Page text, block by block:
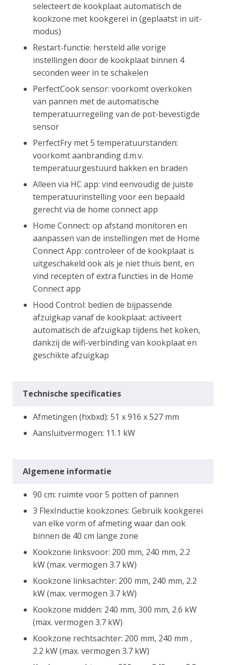
selecteert de kookplaat automatisch de
kookzone met kookgerei in (geplaatst in uit-
modus)
Restart-functie: hersteld alle vorige
instellingen door de kookplaat binnen 4
seconden weer in te schakelen
PerfectCook sensor: voorkomt overkoken
van pannen met de automatische
temperatuurregeling van de pot-bevestigde
sensor
PerfectFry met 5 temperatuurstanden:
voorkomt aanbranding d.m.v.
temperatuurgestuurd bakken en braden
Alleen via HC app: vind eenvoudig de juiste
temperatuurinstelling voor een bepaald
gerecht via de home connect app
Home Connect: op afstand monitoren en
aanpassen van de instellingen met de Home
Connect App: controleer of de kookplaat is
uitgeschakeld ook als je niet thuis bent, en
vind recepten of extra functies in de Home
Connect app
Hood Control: bedien de bijpassende
afzuigkap vanaf de kookplaat: activeert
automatisch de afzuigkap tijdens het koken,
dankzij de wifi-verbinding van kookplaat en
geschikte afzuigkap
Technische specificaties
Afmetingen (hxbxd): 51 x 916 x 527 mm
Aansluitvermogen: 11.1 kW
Algemene informatie
90 cm: ruimte voor 5 potten of pannen
3 FlexInductie kookzones: Gebruik kookgerei
van elke vorm of afmeting waar dan ook
binnen de 40 cm lange zone
Kookzone linksvoor: 200 mm, 240 mm, 2.2
kW (max. vermogen 3.7 kW)
Kookzone linksachter: 200 mm, 240 mm, 2.2
kW (max. vermogen 3.7 kW)
Kookzone midden: 240 mm, 300 mm, 2.6 kW
(max. vermogen 3.7 kW)
Kookzone rechtsachter: 200 mm, 240 mm ,
2.2 kW (max. vermogen 3.7 kW)